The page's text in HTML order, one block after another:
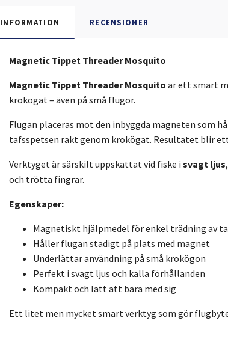
INFORMATION RECENSIONER
Magnetic Tippet Threader Mosquito
Magnetic Tippet Threader Mosquito är ett smart
krokögat – även på små flugor.
Flugan placeras mot den inbyggda magneten som
tafsspetsen rakt genom krokögat. Resultatet blir
Verktyget är särskilt uppskattat vid fiske i svagt ljus
och trötta fingrar.
Egenskaper:
Magnetiskt hjälpmedel för enkel trädning av
Håller flugan stadigt på plats med magnet
Underlättar användning på små krokögon
Perfekt i svagt ljus och kalla förhållanden
Kompakt och lätt att bära med sig
Ett litet men mycket smart verktyg som gör